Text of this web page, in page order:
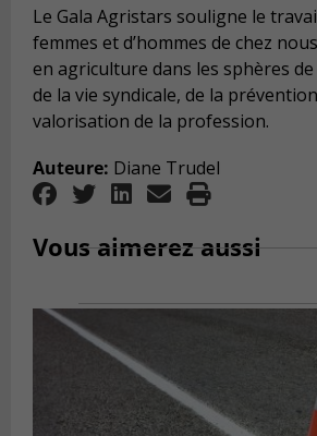
Le Gala Agristars souligne le
femmes et d’hommes de chez
en agriculture dans les sphères de
de la vie syndicale, de la
valorisation de la profession.
Auteure: Diane Trudel
Vous aimerez aussi